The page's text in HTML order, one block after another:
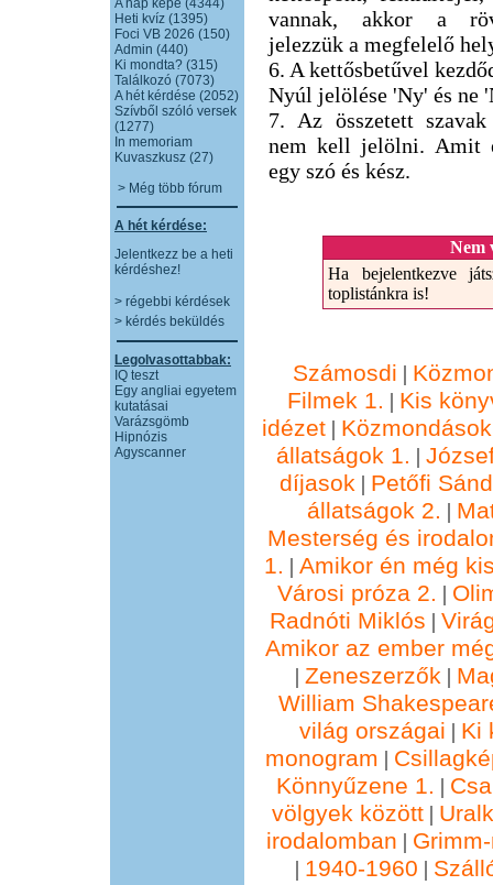
A nap képe (4344)
Heti kvíz (1395)
Foci VB 2026 (150)
Admin (440)
Ki mondta? (315)
Találkozó (7073)
A hét kérdése (2052)
Szívből szóló versek
(1277)
In memoriam
Kuvaszkusz (27)
> Még több fórum
A hét kérdése:
Jelentkezz be a heti
kérdéshez!
> régebbi kérdések
> kérdés beküldés
Legolvasottabbak:
IQ teszt
Egy angliai egyetem
kutatásai
Varázsgömb
Hipnózis
Agyscanner
vannak, akkor a
jelezzük a megfelelő
6. A kettősbetűvel
Nyúl jelölése 'Ny' és ne
7. Az összetett
nem kell jelölni. Amit
egy szó és kész.
Nem
Ha bejelentkezve
toplistánkra is!
Számosdi |
Filmek 1. | Kis
idézet |
állatságok 1. |
díjasok | Petőfi
állatságok 2. |
Mesterség és
1. | Amikor én még
Városi próza 2. |
Radnóti Miklós |
Amikor az ember
| Zeneszerzők |
William
világ országai | Ki
monogram |
Könnyűzene 1. |
völgyek között |
irodalomban |
| 1940-1960 |